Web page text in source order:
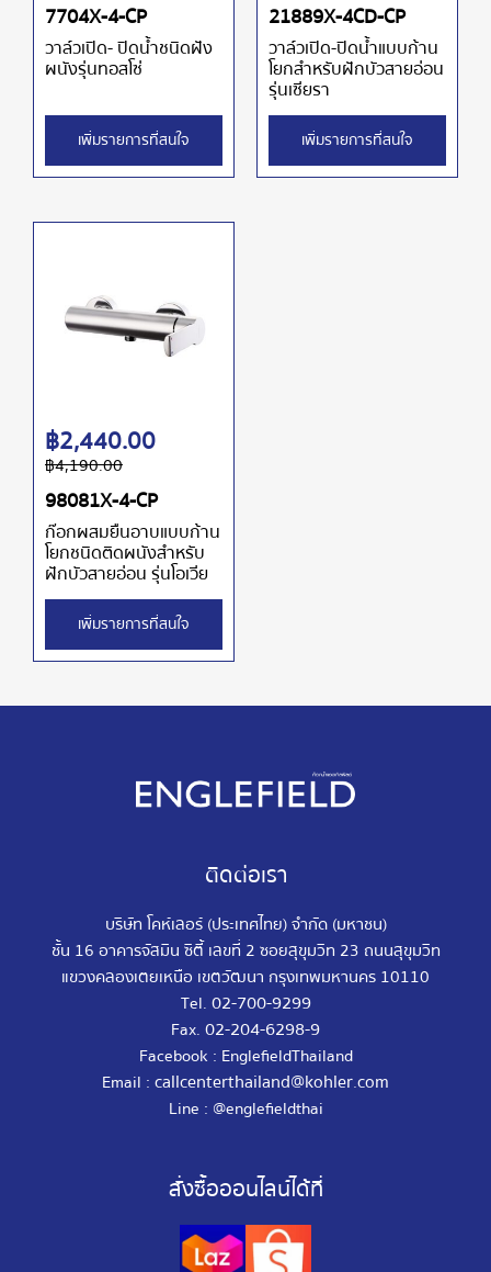
7704X-4-CP
วาล์วเปิด- ปิดน้ำชนิดฝัง
ผนังรุ่นทอสโซ่
เพิ่มรายการที่สนใจ
21889X-4CD-CP
วาล์วเปิด-ปิดน้ำแบบก้าน
โยกสำหรับฝักบัวสายอ่อน
รุ่นเซียรา
เพิ่มรายการที่สนใจ
98081X-4-CP
ก๊อกผสมยืนอาบแบบก้าน
โยกชนิดติดผนังสำหรับ
ฝักบัวสายอ่อน รุ่นโอเวีย
฿4,190.00
฿2,440.00
เพิ่มรายการที่สนใจ
ติดต่อเรา
บริษัท โคห์เลอร์ (ประเทศไทย) จำกัด (มหาชน)
ชั้น 16 อาคารจัสมิน ซิตี้ เลขที่ 2 ซอยสุขุมวิท 23 ถนนสุขุมวิท
แขวงคลองเตยเหนือ เขตวัฒนา กรุงเทพมหานคร 10110
Tel. 02-700-9299
Fax. 02-204-6298-9
Facebook : EnglefieldThailand
Email : callcenterthailand@kohler.com
Line : @englefieldthai
สั่งซื้อออนไลน์ได้ที่